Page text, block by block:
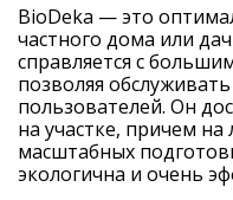
BioDeka — это
частного дома или
справляется с
позволяя
пользователей. Он
на участке, причем
масштабных
экологична и очень